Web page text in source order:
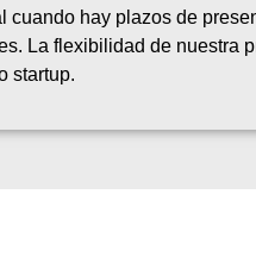
cuando hay plazos de
La flexibilidad de nuestra
startup.